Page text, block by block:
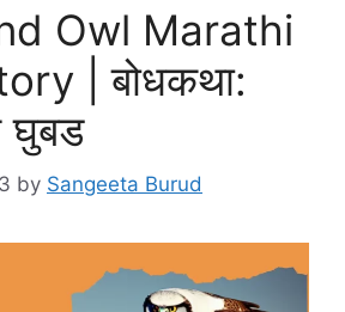
Owl Marathi
| बोधकथा:
घुबड
by Sangeeta Burud